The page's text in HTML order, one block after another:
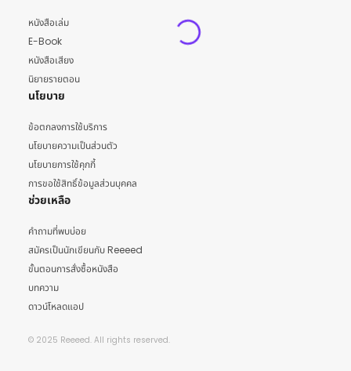
หนังสือเล่ม
E-Book
หนังสือเสียง
นิยายรายตอน
นโยบาย
ข้อตกลงการใช้บริการ
นโยบายความเป็นส่วนตัว
นโยบายการใช้คุกกี้
การขอใช้สิทธิ์ข้อมูลส่วนบุคคล
ช่วยเหลือ
คำถามที่พบบ่อย
สมัครเป็นนักเขียนกับ Reeeed
ขั้นตอนการสั่งซื้อหนังสือ
บทความ
ดาวน์โหลดแอป
© 2025 Reeeed. All rights reserved.